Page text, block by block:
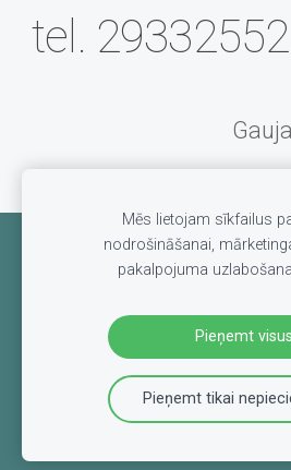
tel. 29332552
Sīkdatnes
Mēs lietojam sīkfailus
nodrošināšanai,
pakalpojuma
Pieņemt visus
Pieņemt tikai